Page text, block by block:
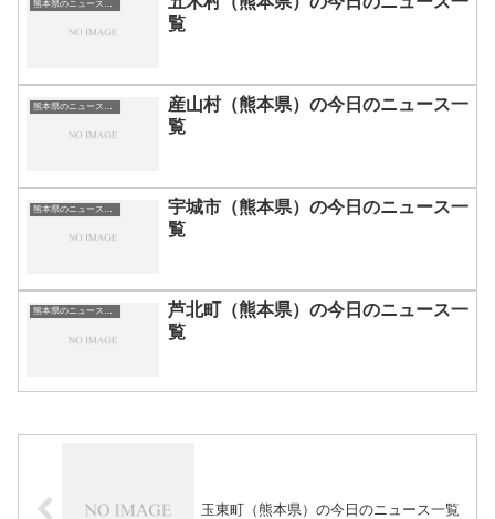
覧
産山村（熊本県）の今日のニュース一
覧
宇城市（熊本県）の今日のニュース一
覧
熊本県のニュース一覧
芦北町（熊本県）の今日のニュース一
覧
玉東町（熊本県）の今日のニュース一覧